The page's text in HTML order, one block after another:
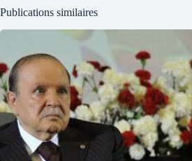
Publications similaires